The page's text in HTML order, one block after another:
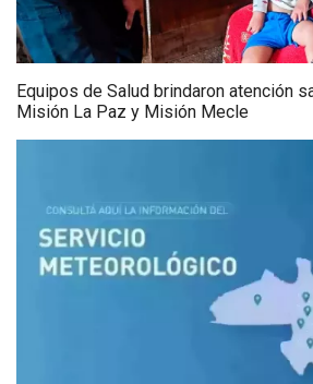
Equipos de Salud brindaron atención
Misión La Paz y Misión Mecle